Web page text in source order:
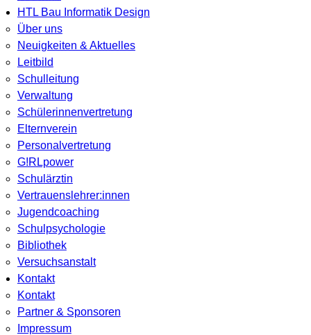
HTL Bau Informatik Design
Über uns
Neuigkeiten & Aktuelles
Leitbild
Schulleitung
Verwaltung
Schülerinnenvertretung
Elternverein
Personalvertretung
G!RLpower
Schulärztin
Vertrauenslehrer:innen
Jugendcoaching
Schulpsychologie
Bibliothek
Versuchsanstalt
Kontakt
Kontakt
Partner & Sponsoren
Impressum